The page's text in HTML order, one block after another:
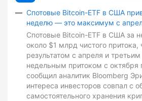
Спотовые Bitcoin-ETF в США
неделю — это максимум с
Спотовые Bitcoin-ETF в США за
около $1 млрд чистого притока,
результатом с апреля и
недельным притоком с октября
сообщил аналитик Bloomberg
интереса инвесторов совпал с
самостоятельного хранения